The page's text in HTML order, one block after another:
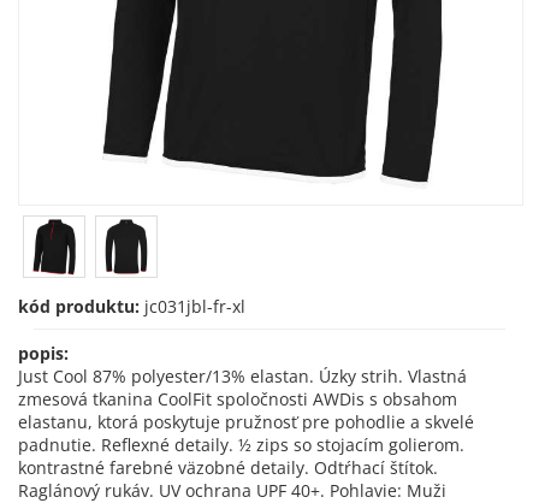
kód produktu: jc031jbl-fr-xl
popis:
Just Cool 87% polyester/13% elastan. Úzky strih. Vlastná
zmesová tkanina CoolFit spoločnosti AWDis s obsahom
elastanu, ktorá poskytuje pružnosť pre pohodlie a skvelé
padnutie. Reflexné detaily. ½ zips so stojacím golierom.
kontrastné farebné väzobné detaily. Odtŕhací štítok.
Raglánový rukáv. UV ochrana UPF 40+. Pohlavie: Muži